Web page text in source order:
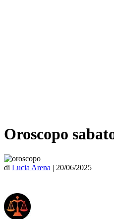
Oroscopo
di Lucia Arena | 20/06/2025